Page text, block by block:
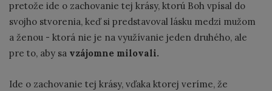
pretože ide o zachovanie tej krásy, ktorú Boh vpísal do
svojho stvorenia, keď si predstavoval lásku medzi mužom
a ženou - ktorá nie je na využívanie jeden druhého, ale
pre to, aby sa vzájomne milovali.
Ide o zachovanie tej krásy, vďaka ktorej veríme, že